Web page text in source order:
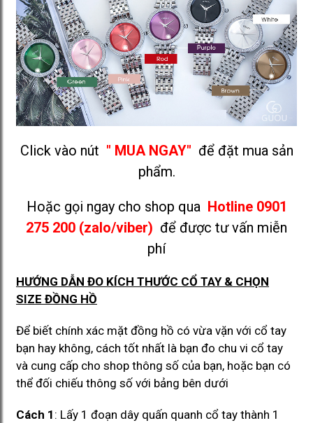
Click vào nút " MUA NGAY" để đặt mua sản
phẩm.
Hoặc gọi ngay cho shop qua Hotline 0901
275 200 (zalo/viber) để được tư vấn miễn
phí
HƯỚNG DẪN ĐO KÍCH THƯỚC CỔ TAY & CHỌN
SIZE ĐỒNG HỒ
Để biết chính xác mặt đồng hồ có vừa vặn với cổ tay
bạn hay không, cách tốt nhất là bạn đo chu vi cổ tay
và cung cấp cho shop thông số của bạn, hoặc bạn có
thể đối chiếu thông số với bảng bên dưới
Cách 1 : Lấy 1 đoạn dây quấn quanh cổ tay thành 1